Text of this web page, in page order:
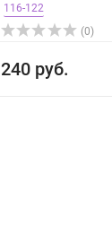
116-122
(0)
240 руб.